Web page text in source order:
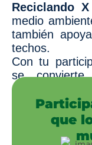
Reciclando
medio
también
techos.
Con tu
se
construir un
que